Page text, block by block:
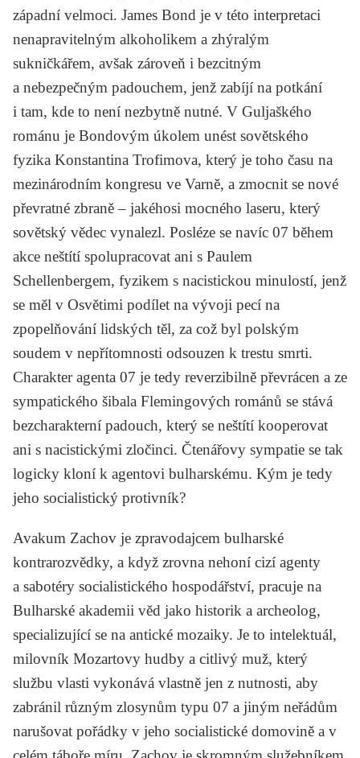
západní velmoci. James Bond je v této interpretaci
nenapravitelným alkoholikem a zhýralým
sukničkářem, avšak zároveň i bezcitným
a nebezpečným padouchem, jenž zabíjí na potkání
i tam, kde to není nezbytně nutné. V Guljaškého
románu je Bondovým úkolem unést sovětského
fyzika Konstantina Trofimova, který je toho času na
mezinárodním kongresu ve Varně, a zmocnit se nové
převratné zbraně – jakéhosi mocného laseru, který
sovětský vědec vynalezl. Posléze se navíc 07 během
akce neštítí spolupracovat ani s Paulem
Schellenbergem, fyzikem s nacistickou minulostí, jenž
se měl v Osvětimi podílet na vývoji pecí na
zpopelňování lidských těl, za což byl polským
soudem v nepřítomnosti odsouzen k trestu smrti.
Charakter agenta 07 je tedy reverzibilně převrácen a ze
sympatického šibala Flemingových románů se stává
bezcharakterní padouch, který se neštítí kooperovat
ani s nacistickými zločinci. Čtenářovy sympatie se tak
logicky kloní k agentovi bulharskému. Kým je tedy
jeho socialistický protivník?
Avakum Zachov je zpravodajcem bulharské
kontrarozvědky, а když zrovna nehoní cizí agenty
a sabotéry socialistického hospodářství, pracuje na
Bulharské akademii věd jako historik a archeolog,
specializující se na antické mozaiky. Je to intelektuál,
milovník Mozartovy hudby a citlivý muž, který
službu vlasti vykonává vlastně jen z nutnosti, aby
zabránil různým zlosynům typu 07 a jiným neřádům
narušovat pořádky v jeho socialistické domovině a v